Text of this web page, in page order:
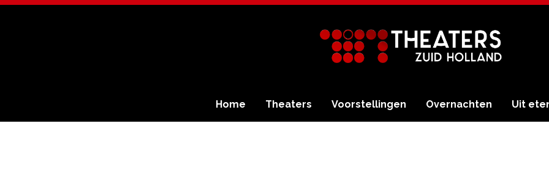
Home Theaters Voorstellingen Overnachten Uit